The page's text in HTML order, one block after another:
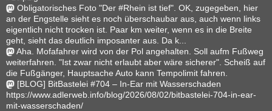
Obligatorisches Foto "Der #Rhein ist tief". OK, zugegeben, hier
an der Engstelle sieht es noch überschaubar aus, auch wenn links
eigentlich nicht trocken ist. Paar km weiter, wenn es in die Breite
geht, sieht das deutlich imposanter aus. Da k...
Aha. Mofafahrer wird von der Pol angehalten. Soll aufm Fußweg
weiterfahren. "Ist zwar nicht erlaubt aber wäre sicherer". Scheiß auf
die Fußgänger, Hauptsache Auto kann Tempolimit fahren.
[BLOG] BitBastelei #704 – In-Ear mit Wasserschaden
https://www.adlerweb.info/blog/2026/08/02/bitbastelei-704-in-ear-
mit-wasserschaden/